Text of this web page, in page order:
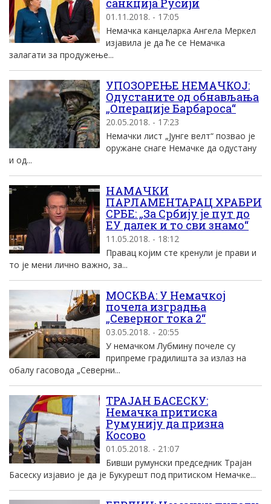
санкција Русији
01.11.2018. - 17:05
Немачка канцеларка Ангела Меркел
изјавила је да ће се Немачка
залагати за продужење...
УПОЗОРЕЊЕ НЕМАЧКОЈ:
Одустаните од обнављања
„Операције Барбароса“
20.05.2018. - 17:23
Немачки лист „Јунге велт“ позвао је
оружане снаге Немачке да одустану
и од...
НАМАЧКИ
ПАРЛАМЕНТАРАЦ ХРАБРИ
СРБЕ: „За Србију је пут до
ЕУ далек и то сви знамо“
11.05.2018. - 18:12
Правац којим сте кренули је прави и
то је мени лично важно, за...
МОСКВА: У Немачкој
почела изградња
„Северног тока 2“
03.05.2018. - 20:55
У немачком Лубмину почеле су
припреме градилишта за излаз на
обалу гасовода „Северни...
ТРАЈАН БАСЕСКУ:
Немачка притиска
Румунију да призна
Косово
01.05.2018. - 21:07
Бивши румунски председник Трајан
Басеску изјавио је да је Букурешт под притиском Немачке...